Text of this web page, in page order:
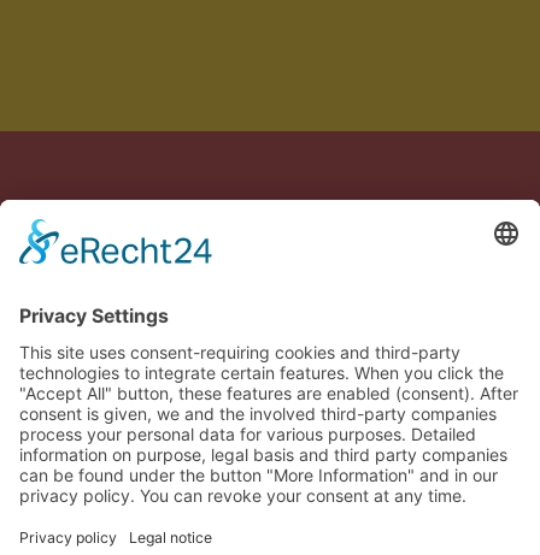
Realizzato con cura in Germania e Spagna
Note legali Informativa sulla privacy
Conferma il tuo ordine